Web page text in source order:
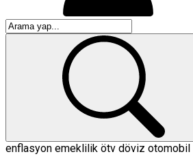
enflasyon emeklilik ötv döviz otomobil